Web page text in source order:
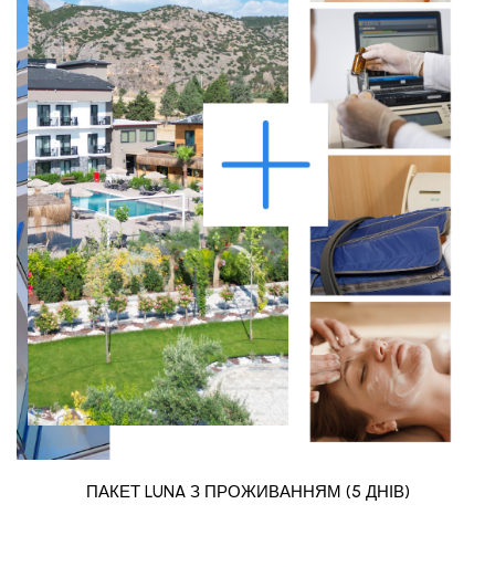
ПАКЕТ LUNA З ПРОЖИВАННЯМ (5 ДНІВ)